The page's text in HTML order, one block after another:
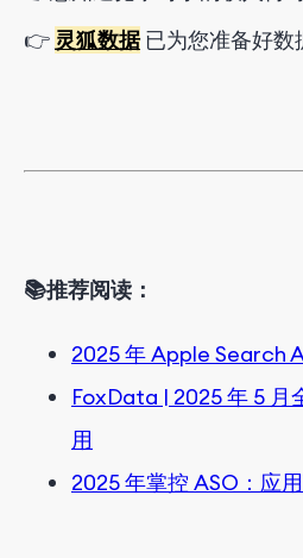
👉 灵狐数据 已为您准备好数
📚推荐阅读：
2025 年 Apple Search
FoxData | 2025 年 5 月
用
2025 年掌控 ASO：应